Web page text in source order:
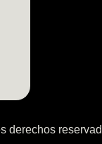
derechos